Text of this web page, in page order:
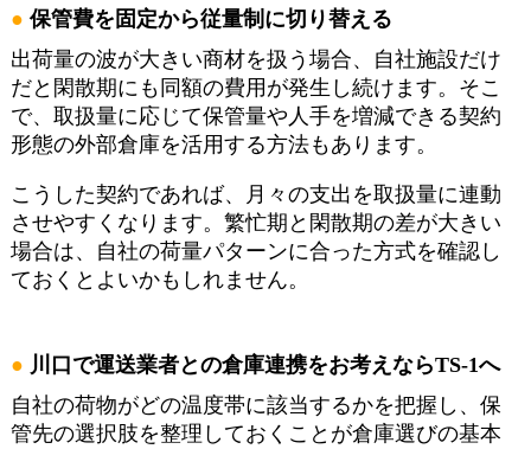
保管費を固定から従量制に切り替える
出荷量の波が大きい商材を扱う場合、自社施設だけ
だと閑散期にも同額の費用が発生し続けます。そこ
で、取扱量に応じて保管量や人手を増減できる契約
形態の外部倉庫を活用する方法もあります。
こうした契約であれば、月々の支出を取扱量に連動
させやすくなります。繁忙期と閑散期の差が大きい
場合は、自社の荷量パターンに合った方式を確認し
ておくとよいかもしれません。
川口で運送業者との倉庫連携をお考えならTS-1へ
自社の荷物がどの温度帯に該当するかを把握し、保
管先の選択肢を整理しておくことが倉庫選びの基本